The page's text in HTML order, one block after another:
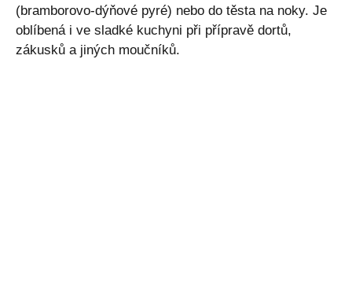
(bramborovo-dýňové pyré) nebo do těsta na noky. Je
oblíbená i ve sladké kuchyni při přípravě dortů,
zákusků a jiných moučníků.